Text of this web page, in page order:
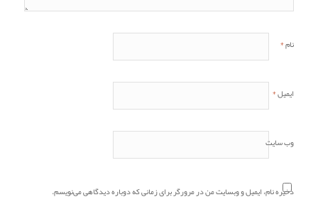
نام*
ایمیل*
وب‌ سایت
ذخیره نام، ایمیل و وبسایت من در مرورگر برای زمانی که دوباره دیدگاهی می‌نویسم.